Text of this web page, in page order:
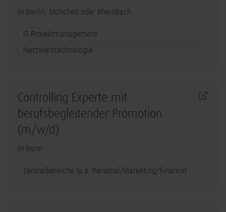
in Berlin, München oder Rheinbach
IT Projektmanagement
Netzwerktechnologie
Controlling Experte mit
berufsbegleitender Promotion
(m/w/d)
in Bonn
Zentralbereiche (u.a. Personal/Marketing/Finance)